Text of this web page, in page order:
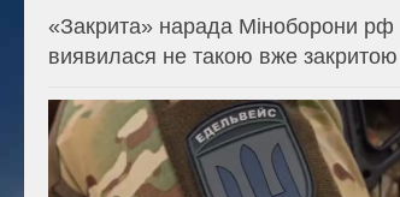
«Закрита» нарада Міноборони рф
виявилася не такою вже закритою